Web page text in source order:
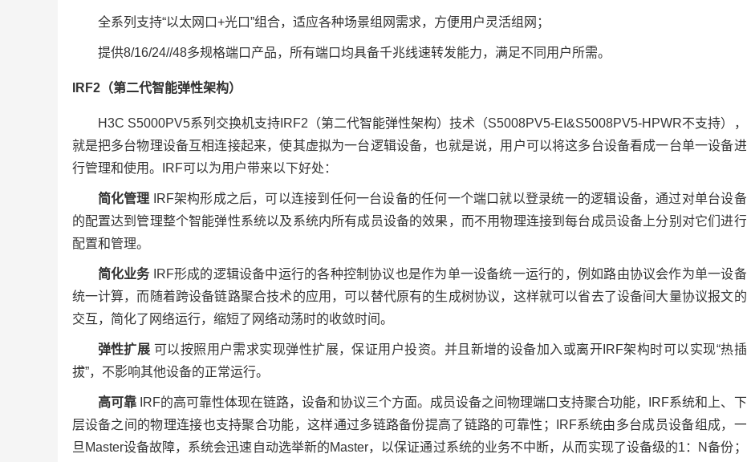
全系列支持“以太网口+光口”组合，适应各种场景组网需求，方便用户灵活组网；
提供8/16/24//48多规格端口产品，所有端口均具备千兆线速转发能力，满足不同用户所需。
IRF2（第二代智能弹性架构）
H3C S5000PV5系列交换机支持IRF2（第二代智能弹性架构）技术（S5008PV5-EI&S5008PV5-HPWR不支持），
就是把多台物理设备互相连接起来，使其虚拟为一台逻辑设备，也就是说，用户可以将这多台设备看成一台单一设备进
行管理和使用。IRF可以为用户带来以下好处：
简化管理 IRF架构形成之后，可以连接到任何一台设备的任何一个端口就以登录统一的逻辑设备，通过对单台设备
的配置达到管理整个智能弹性系统以及系统内所有成员设备的效果，而不用物理连接到每台成员设备上分别对它们进行
配置和管理。
简化业务 IRF形成的逻辑设备中运行的各种控制协议也是作为单一设备统一运行的，例如路由协议会作为单一设备
统一计算，而随着跨设备链路聚合技术的应用，可以替代原有的生成树协议，这样就可以省去了设备间大量协议报文的
交互，简化了网络运行，缩短了网络动荡时的收敛时间。
弹性扩展 可以按照用户需求实现弹性扩展，保证用户投资。并且新增的设备加入或离开IRF架构时可以实现“热插
拔”，不影响其他设备的正常运行。
高可靠IRF的高可靠性体现在链路，设备和协议三个方面。成员设备之间物理端口支持聚合功能，IRF系统和上、下
层设备之间的物理连接也支持聚合功能，这样通过多链路备份提高了链路的可靠性；IRF系统由多台成员设备组成，一
旦Master设备故障，系统会迅速自动选举新的Master，以保证通过系统的业务不中断，从而实现了设备级的1：N备份；